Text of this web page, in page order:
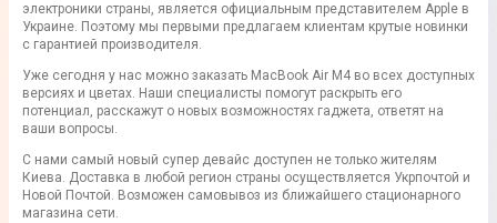
электроники страны, является официальным представителем Apple в
Украине. Поэтому мы первыми предлагаем клиентам крутые новинки
с гарантией производителя.
Уже сегодня у нас можно заказать MacBook Air M4 во всех доступных
версиях и цветах. Наши специалисты помогут раскрыть его
потенциал, расскажут о новых возможностях гаджета, ответят на
ваши вопросы.
С нами самый новый супер девайс доступен не только жителям
Киева. Доставка в любой регион страны осуществляется Укрпочтой и
Новой Почтой. Возможен самовывоз из ближайшего стационарного
магазина сети.